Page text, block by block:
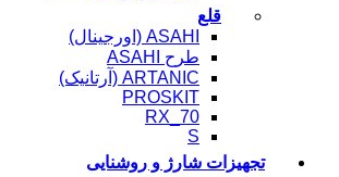
قلع
ASAHI (اورجینال)
طرح ASAHI
ARTANIC (آرتانیک)
PROSKIT
RX_70
S
تجهیزات شارژ و روشنایی